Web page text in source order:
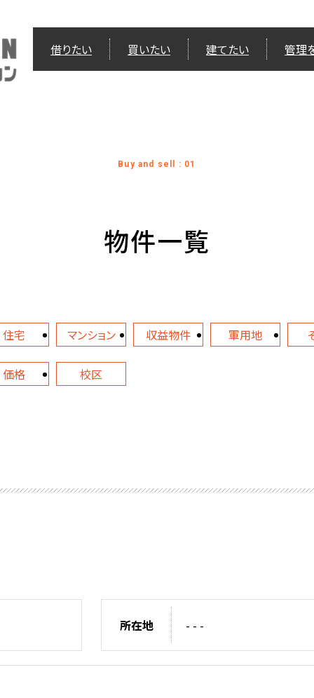
借りたい 買いたい 建てたい 管理
Buy and sell : 01
物件一覧
住宅 マンション 収益物件 軍用地
価格 校区
所在地 - - -